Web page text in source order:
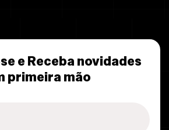
e Receba novidades
primeira mão